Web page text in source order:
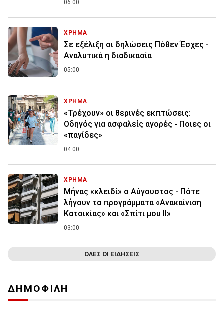
06:00
ΧΡΗΜΑ
Σε εξέλιξη οι δηλώσεις Πόθεν Έσχες -
Αναλυτικά η διαδικασία
05:00
ΧΡΗΜΑ
«Τρέχουν» οι θερινές εκπτώσεις:
Οδηγός για ασφαλείς αγορές - Ποιες οι
«παγίδες»
04:00
ΧΡΗΜΑ
Μήνας «κλειδί» ο Αύγουστος - Πότε
λήγουν τα προγράμματα «Ανακαίνιση
Κατοικίας» και «Σπίτι μου ΙΙ»
03:00
ΟΛΕΣ ΟΙ ΕΙΔΗΣΕΙΣ
ΔΗΜΟΦΙΛΗ